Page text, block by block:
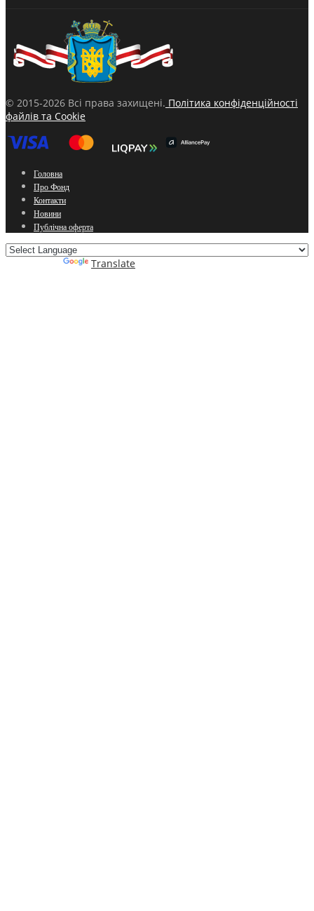
© 2015-2026 Всі права захищені. Політика конфіденційності
файлів та Cookie
Головна
Про Фонд
Контакти
Новини
Публічна оферта
Translate